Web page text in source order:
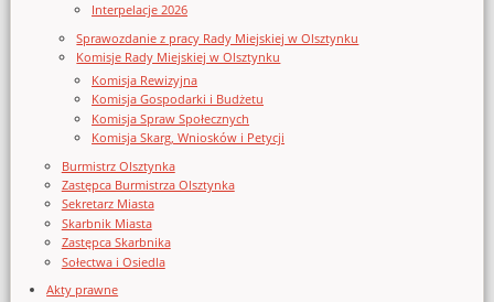
Interpelacje 2026
Sprawozdanie z pracy Rady Miejskiej w Olsztynku
Komisje Rady Miejskiej w Olsztynku
Komisja Rewizyjna
Komisja Gospodarki i Budżetu
Komisja Spraw Społecznych
Komisja Skarg, Wniosków i Petycji
Burmistrz Olsztynka
Zastępca Burmistrza Olsztynka
Sekretarz Miasta
Skarbnik Miasta
Zastępca Skarbnika
Sołectwa i Osiedla
Akty prawne